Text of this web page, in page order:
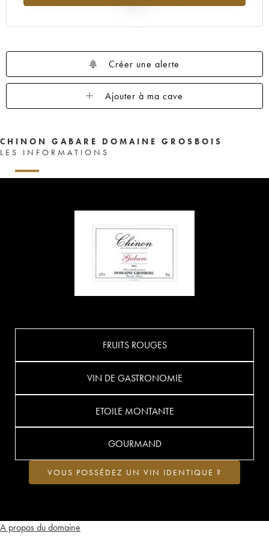
Créer une alerte
Ajouter à ma cave
CHINON GABARE DOMAINE GROSBOIS
LES INFORMATIONS
A propos du domaine
FRUITS ROUGES
VIN DE GASTRONOMIE
ETOILE MONTANTE
GOURMAND
VOUS POSSÉDEZ UN VIN IDENTIQUE ?